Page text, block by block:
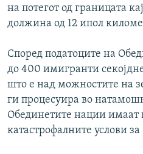
на потегот од границата
должина од 12 ипол
Според податоците на
до 400 имигранти
што е над можностите на
ги процесуира во
Обединетите нации имаат
катастрофалните услови за